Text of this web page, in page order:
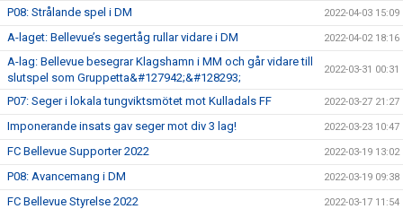
P08: Strålande spel i DM 2022-04-03 15:09
A-laget: Bellevue’s segertåg rullar vidare i DM 2022-04-02 18:16
A-lag: Bellevue besegrar Klagshamn i MM och går vidare till
slutspel som Gruppetta&#127942;&#128293;
2022-03-31 00:31
P07: Seger i lokala tungviktsmötet mot Kulladals FF 2022-03-27 21:27
Imponerande insats gav seger mot div 3 lag! 2022-03-23 10:47
FC Bellevue Supporter 2022 2022-03-19 13:02
P08: Avancemang i DM 2022-03-19 09:38
FC Bellevue Styrelse 2022 2022-03-17 11:54